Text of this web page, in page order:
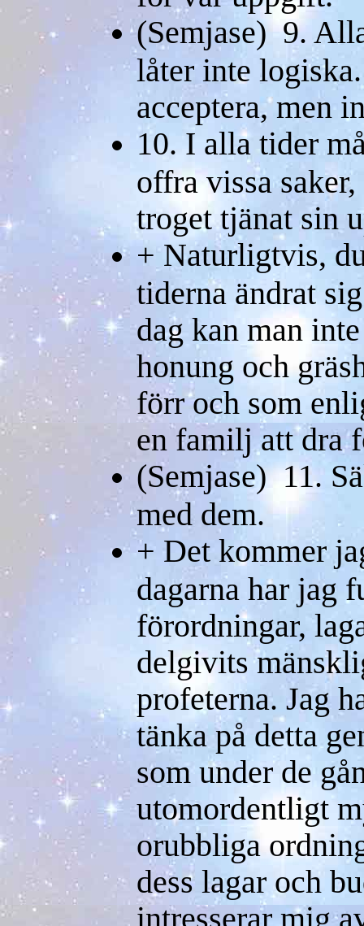
(Semjase) 9.
låter inte
acceptera, men
10. I alla tider
offra vissa
troget tjänat sin
+ Naturligtvis,
tiderna ändrat
dag kan man
honung och
förr och som
en familj att dra
(Semjase) 11.
med dem.
+ Det kommer
dagarna har jag
förordningar,
delgivits
profeterna. Jag
tänka på detta
som under de
utomordentligt
orubbliga
dess lagar och
intresserar mig